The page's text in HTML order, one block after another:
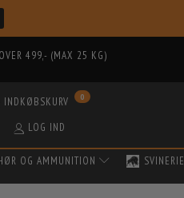
499,- (MAX 25 KG)
INDKØBSKURV 0
LOG IND
OG AMMUNITION